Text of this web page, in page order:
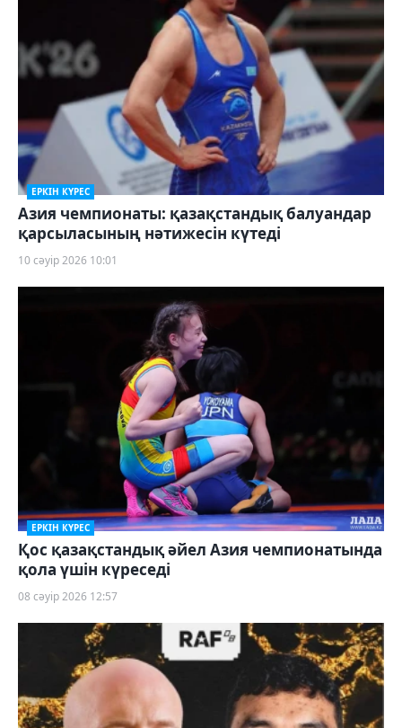
ЕРКІН КҮРЕС
Азия чемпионаты: қазақстандық балуандар
қарсыласының нәтижесін күтеді
10 сәуір 2026 10:01
ЕРКІН КҮРЕС
Қос қазақстандық әйел Азия чемпионатында
қола үшін күреседі
08 сәуір 2026 12:57